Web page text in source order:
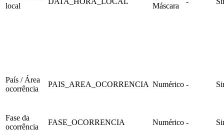
local
Máscara
País / Área
ocorrência
PAIS_AREA_OCORRENCIA Numérico -
Fase da
ocorrência
FASE_OCORRENCIA Numérico -